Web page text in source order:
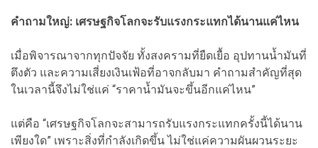
คำถามใหญ่: เศรษฐกิจโลกจะรับแรงกระแทกได้นานแค่ไหน
เมื่อพิจารณาจากทุกปัจจัย ทั้งสงครามที่ยืดเยื้อ อุปทานน้ำมันที่
ตึงตัว และความเสี่ยงเงินเฟ้อที่อาจกลับมา คำถามสำคัญที่สุด
ในเวลานี้จึงไม่ใช่แค่ “ราคาน้ำมันจะขึ้นอีกแค่ไหน”
แต่คือ “เศรษฐกิจโลกจะสามารถรับแรงกระแทกครั้งนี้ได้นาน
เพียงใด” เพราะสิ่งที่กำลังเกิดขึ้น ไม่ใช่แค่ความผันผวนระยะ